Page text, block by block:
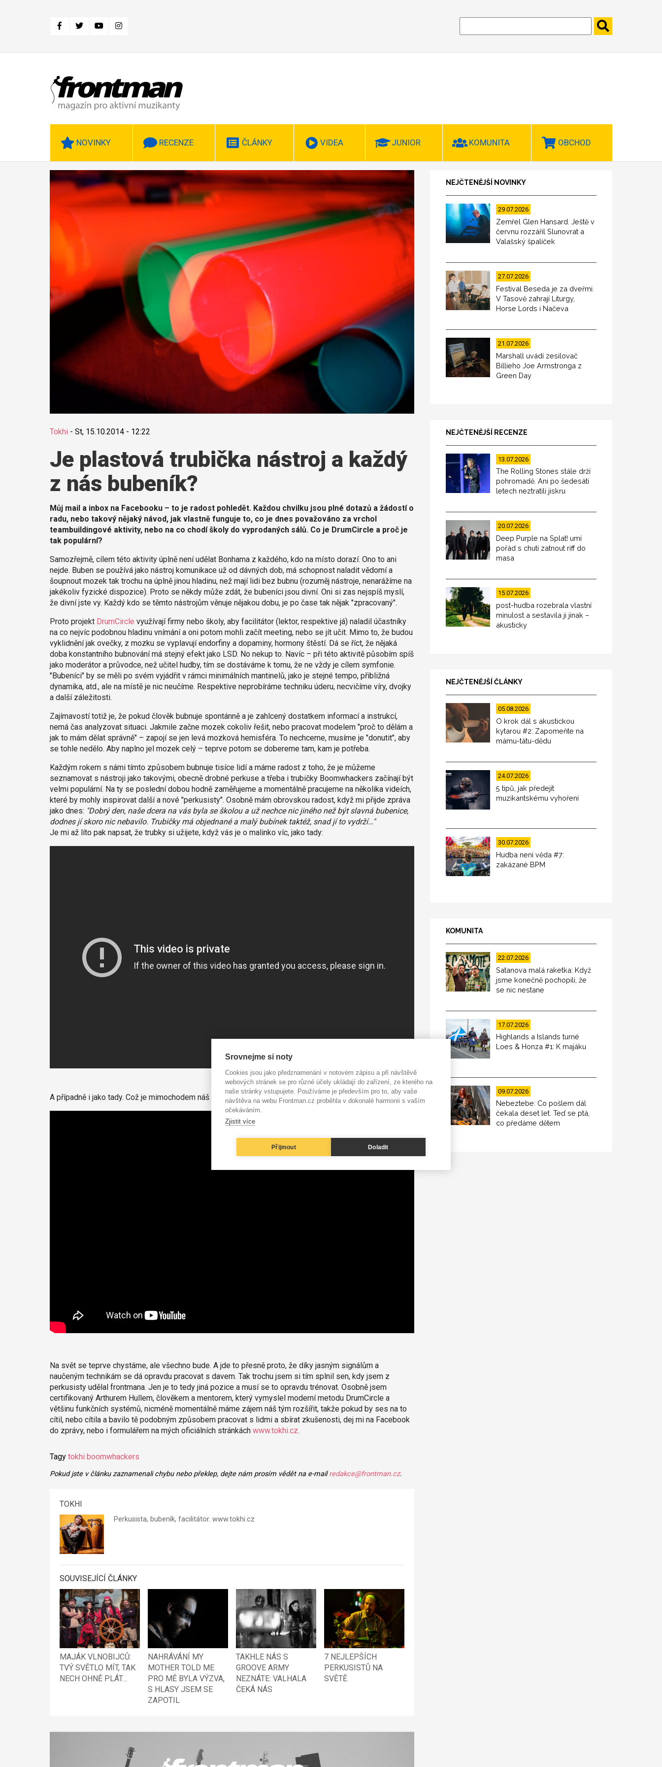
NOVINKY RECENZE ČLÁNKY VIDEA JUNIOR KOMUNITA OBCHOD
Tokhi - St, 15.10.2014 - 12:22
Je plastová trubička nástroj a každý
z nás bubeník?
Můj mail a inbox na Facebooku – to je radost pohledět. Každou chvilku jsou plné dotazů a žádostí o
radu, nebo takový nějaký návod, jak vlastně funguje to, co je dnes považováno za vrchol
teambuildingové aktivity, nebo na co chodí školy do vyprodaných sálů. Co je DrumCircle a proč je
tak populární?
Samozřejmě, cílem této aktivity úplně není udělat Bonhama z každého, kdo na místo dorazí. Ono to ani
nejde. Buben se používá jako nástroj komunikace už od dávných dob, má schopnost naladit vědomí a
šoupnout mozek tak trochu na úplně jinou hladinu, než mají lidi bez bubnu (rozuměj nástroje, nenarážíme na
jakékoliv fyzické dispozice). Proto se někdy může zdát, že bubeníci jsou divní. Oni si zas nejspíš myslí,
že divní jste vy. Každý kdo se těmto nástrojům věnuje nějakou dobu, je po čase tak nějak "zpracovaný".
Proto projekt DrumCircle využívají firmy nebo školy, aby facilitátor (lektor, respektive já) naladil účastníky
na co nejvíc podobnou hladinu vnímání a oni potom mohli začít meeting, nebo se jít učit. Mimo to, že budou
vyklidnění jak ovečky, z mozku se vyplavují endorfiny a dopaminy, hormony štěstí. Dá se říct, že nějaká
doba konstantního bubnování má stejný efekt jako LSD. No nekup to. Navíc – při této aktivitě působím spíš
jako moderátor a průvodce, než učitel hudby, tím se dostáváme k tomu, že ne vždy je cílem symfonie.
"Bubeníci" by se měli po svém vyjádřit v rámci minimálních mantinelů, jako je stejné tempo, přibližná
dynamika, atd., ale na místě je nic neučíme. Respektive neprobíráme techniku úderu, necvičíme víry, dvojky
a další záležitosti.
Zajímavostí totiž je, že pokud člověk bubnuje spontánně a je zahlcený dostatkem informací a instrukcí,
nemá čas analyzovat situaci. Jakmile začne mozek cokoliv řešit, nebo pracovat modelem "proč to dělám a
jak to mám dělat správně" – zapojí se jen levá mozková hemisféra. To nechceme, musíme je "donutit", aby
se tohle nedělo. Aby naplno jel mozek celý – teprve potom se dobereme tam, kam je potřeba.
Každým rokem s námi tímto způsobem bubnuje tisíce lidí a máme radost z toho, že je můžeme
seznamovat s nástroji jako takovými, obecně drobné perkuse a třeba i trubičky Boomwhackers začínají být
velmi populární. Na ty se poslední dobou hodně zaměřujeme a momentálně pracujeme na několika videích,
které by mohly inspirovat další a nové "perkusisty". Osobně mám obrovskou radost, když mi přijde zpráva
jako dnes: "Dobrý den, naše dcera na vás byla se školou a už nechce nic jiného než být slavná bubenice,
dodnes jí skoro nic nebavilo. Trubičky má objednané a malý bubínek taktéž, snad jí to vydrží…"
Je mi až líto pak napsat, že trubky si užijete, když vás je o malinko víc, jako tady:
A případně i jako tady. Což je mimochodem náš rekord v české knize rekordů a nejvíc bubnujících osob.
Na svět se teprve chystáme, ale všechno bude. A jde to přesně proto, že díky jasným signálům a
naučeným technikám se dá opravdu pracovat s davem. Tak trochu jsem si tím splnil sen, kdy jsem z
perkusisty udělal frontmana. Jen je to tedy jiná pozice a musí se to opravdu trénovat. Osobně jsem
certifikovaný Arthurem Hullem, člověkem a mentorem, který vymyslel moderní metodu DrumCircle a
většinu funkčních systémů, nicméně momentálně máme zájem náš tým rozšířit, takže pokud by ses na to
cítil, nebo cítila a bavilo tě podobným způsobem pracovat s lidmi a sbírat zkušenosti, dej mi na Facebook
do zprávy, nebo i formulářem na mých oficiálních stránkách www.tokhi.cz.
Tagy tokhi boomwhackers
Pokud jste v článku zaznamenali chybu nebo překlep, dejte nám prosím vědět na e-mailredakce@frontman.cz.
TOKHI
Perkusista, bubeník, facilitátor. www.tokhi.cz
SOUVISEJÍCÍ ČLÁNKY
MAJÁK VLNOBIJCŮ:
TVÝ SVĚTLO MÍT, TAK
NECH OHNĚ PLÁT…
NAHRÁVÁNÍ MY
MOTHER TOLD ME
PRO MĚ BYLA VÝZVA,
S HLASY JSEM SE
ZAPOTIL
TAKHLE NÁS S
GROOVE ARMY
NEZNÁTE: VALHALA
ČEKÁ NÁS
7 NEJLEPŠÍCH
PERKUSISTŮ NA
SVĚTĚ
NEJČTENĚJŠÍ NOVINKY
29.07.2026
Zemřel Glen Hansard. Ještě v
červnu rozzářil Slunovrat a
Valašský špalíček
27.07.2026
Festival Beseda je za dveřmi.
V Tasově zahrají Liturgy,
Horse Lords i Načeva
21.07.2026
Marshall uvádí zesilovač
Billieho Joe Armstronga z
Green Day
NEJČTENĚJŠÍ RECENZE
13.07.2026
The Rolling Stones stále drží
pohromadě. Ani po šedesáti
letech neztratili jiskru
20.07.2026
Deep Purple na Splat! umí
pořád s chutí zatnout riff do
masa
15.07.2026
post-hudba rozebrala vlastní
minulost a sestavila ji jinak –
akusticky
NEJČTENĚJŠÍ ČLÁNKY
05.08.2026
O krok dál s akustickou
kytarou #2: Zapomeňte na
mámu-tátu-dědu
24.07.2026
5 tipů, jak předejít
muzikantskému vyhoření
30.07.2026
Hudba není věda #7:
zakázané BPM
KOMUNITA
22.07.2026
Satanova malá raketka: Když
jsme konečně pochopili, že
se nic nestane
17.07.2026
Highlands a Islands turné
Loes & Honza #1: K majáku
09.07.2026
Nebeztebe: Co pošlem dál
čekala deset let. Teď se ptá,
co předáme dětem
Srovnejme si noty
Cookies jsou jako předznamenání v notovém zápisu a při návštěvě
webových stránek se pro různé účely ukládají do zařízení, ze kterého na
naše stránky vstupujete. Používáme je především pro to, aby vaše
návštěva na webu Frontman.cz proběhla v dokonalé harmonii s vaším
očekáváním.
Zjistit více
Přijmout Doladit